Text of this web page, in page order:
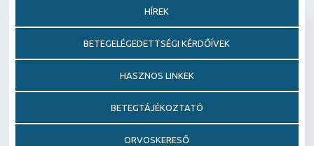
HÍREK
BETEGELÉGEDETTSÉGI KÉRDŐÍVEK
HASZNOS LINKEK
BETEGTÁJÉKOZTATÓ
ORVOSKERESŐ